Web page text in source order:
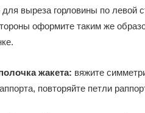
для выреза горловины по левой
оформите таким же
жакета: вяжите
повторяйте петли